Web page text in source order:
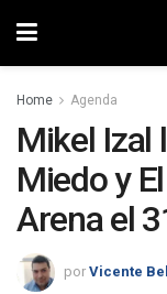
Home Agenda
Mikel Izal
Miedo y
Arena el
por Vicente